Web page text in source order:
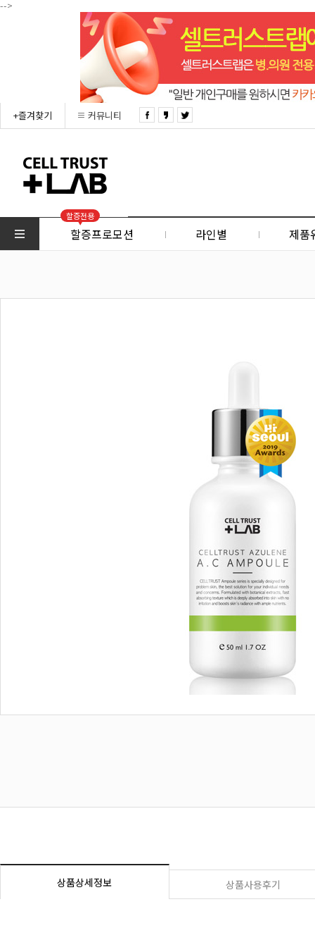
-->
+즐겨찾기 커뮤니티
할증전용
할증프로모션 라인별 제품
상품상세정보 상품사용후기